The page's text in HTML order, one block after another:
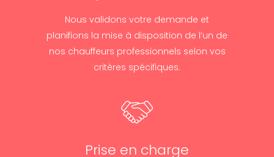
Nous validons votre demande et
planifions la mise à disposition de l’un de
nos chauffeurs professionnels selon vos
critères spécifiques.
Prise en charge